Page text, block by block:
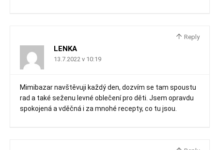
Reply
LENKA
13.7.2022 v 10:19
Mimibazar navštěvuji každý den, dozvím se tam spoustu
rad a také seženu levné oblečení pro děti. Jsem opravdu
spokojená a vděčná i za mnohé recepty, co tu jsou.